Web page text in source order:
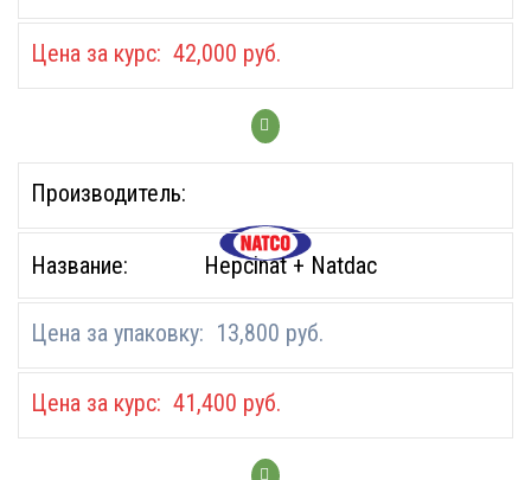
42,000 руб.
Hepcinat + Natdac
13,800 руб.
41,400 руб.